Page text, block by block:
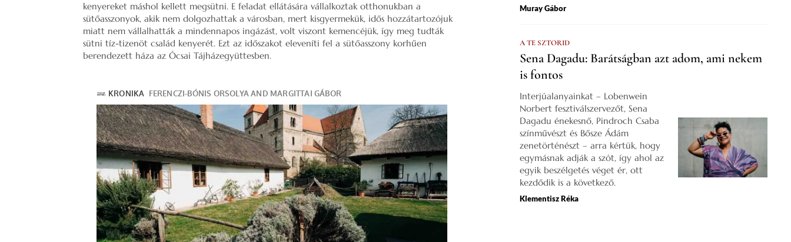
kenyereket máshol kellett megsütni. E feladat ellátására vállalkoztak otthonukban a
sütőasszonyok, akik nem dolgozhattak a városban, mert kisgyermekük, idős hozzátartozójuk
miatt nem vállalhatták a mindennapos ingázást, volt viszont kemencéjük, így meg tudták
sütni tíz-tizenöt család kenyerét. Ezt az időszakot eleveníti fel a sütőasszony korhűen
berendezett háza az Ócsai Tájházegyüttesben.
Muray Gábor
A TE SZTORID
Sena Dagadu: Barátságban azt adom, ami nekem
is fontos
Interjúalanyainkat – Lobenwein
Norbert fesztiválszervezőt, Sena
Dagadu énekesnő, Pindroch Csaba
színművészt és Bősze Ádám
zenetörténészt – arra kértük, hogy
egymásnak adják a szót, így ahol az
egyik beszélgetés véget ér, ott
kezdődik is a következő.
Klementisz Réka